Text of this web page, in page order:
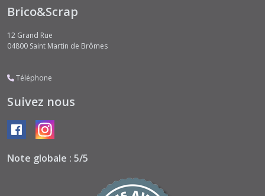
Brico&Scrap
12 Grand Rue
04800 Saint Martin de Brômes
Téléphone
Suivez nous
Note globale : 5/5